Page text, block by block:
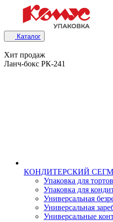
Каталог
Хит продаж
Ланч-бокс РК-241
КОНДИТЕРСКИЙ
Упаковка для
Упаковка для
Универсальная
Универсальная
Универсальные